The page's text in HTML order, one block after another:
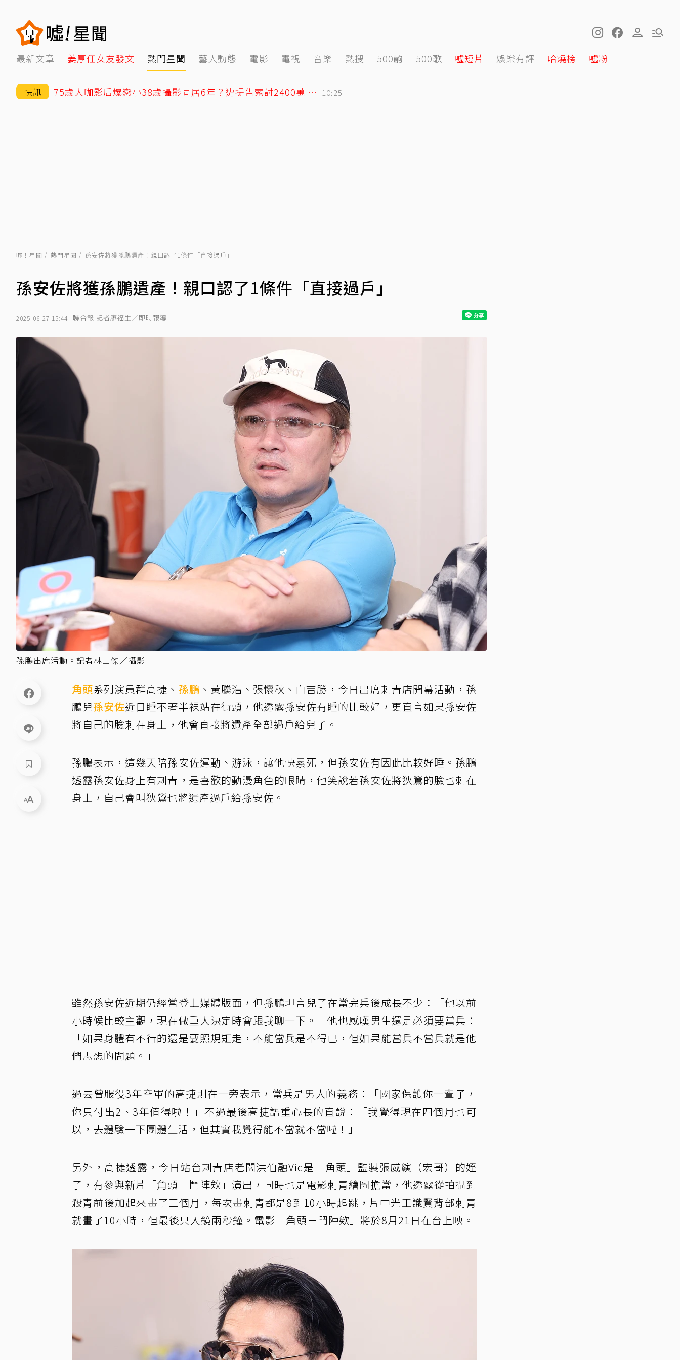
最新文章 姜厚任女友發文 熱門星聞 藝人動態 電影 電視 音樂 熱搜 500齣 500歌 噓短片 娛樂有評 哈燒榜 噓粉
快訊 75歲大咖影后爆戀小38歲攝影同居6年？遭提告索討2400萬 硬氣反擊絕不給 10:25
噓！星聞 熱門星聞 孫安佐將獲孫鵬遺產！親口認了1條件「直接過戶」
孫安佐將獲孫鵬遺產！親口認了1條件「直接過戶」
2025-06-27 15:44 聯合報 記者廖福生／即時報導
孫鵬出席活動。記者林士傑／攝影
角頭系列演員群高捷、 孫鵬 、黃騰浩、張懷秋、白吉勝，今日出席刺青店開幕活動，孫
鵬兒孫安佐近日睡不著半裸站在街頭，他透露孫安佐有睡的比較好，更直言如果孫安佐
將自己的臉刺在身上，他會直接將遺產全部過戶給兒子。
孫鵬表示，這幾天陪孫安佐運動、游泳，讓他快累死，但孫安佐有因此比較好睡。孫鵬
透露孫安佐身上有刺青，是喜歡的動漫角色的眼睛，他笑說若孫安佐將狄鶯的臉也刺在
身上，自己會叫狄鶯也將遺產過戶給孫安佐。
雖然孫安佐近期仍經常登上媒體版面，但孫鵬坦言兒子在當完兵後成長不少：「他以前
小時候比較主觀，現在做重大決定時會跟我聊一下。」他也感嘆男生還是必須要當兵：
「如果身體有不行的還是要照規矩走，不能當兵是不得已，但如果能當兵不當兵就是他
們思想的問題。」
過去曾服役3年空軍的高捷則在一旁表示，當兵是男人的義務：「國家保護你一輩子，
你只付出2、3年值得啦！」不過最後高捷語重心長的直說：「我覺得現在四個月也可
以，去體驗一下團體生活，但其實我覺得能不當就不當啦！」
另外，高捷透露，今日站台刺青店老闆洪伯融Vic是「角頭」監製張威縯（宏哥）的姪
子，有參與新片「角頭—鬥陣欸」演出，同時也是電影刺青繪圖擔當，他透露從拍攝到
殺青前後加起來畫了三個月，每次畫刺青都是8到10小時起跳，片中光王識賢背部刺青
就畫了10小時，但最後只入鏡兩秒鐘。電影「角頭－鬥陣欸」將於8月21日在台上映。